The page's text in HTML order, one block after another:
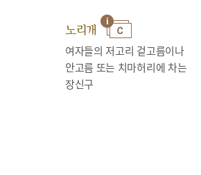
노리개
여자들의 저고리 겉고름이나
안고름 또는 치마허리에 차는
장신구